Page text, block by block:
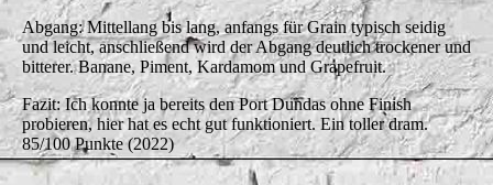
Abgang: Mittellang bis lang, anfangs für Grain typisch seidig
und leicht, anschließend wird der Abgang deutlich trockener und
bitterer. Banane, Piment, Kardamom und Grapefruit.
Fazit: Ich konnte ja bereits den Port Dundas ohne Finish
probieren, hier hat es echt gut funktioniert. Ein toller dram.
85/100 Punkte (2022)